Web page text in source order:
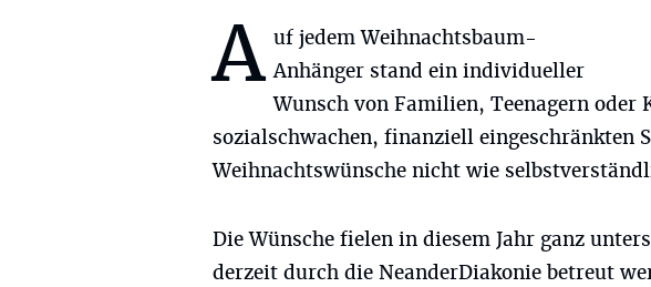
A uf jedem Weihnachtsbaum-
Anhänger stand ein individueller
Wunsch von Familien, Teenagern
sozialschwachen, finanziell eingeschränkten
Weihnachtswünsche nicht wie
Die Wünsche fielen in diesem Jahr ganz
derzeit durch die NeanderDiakonie betreut